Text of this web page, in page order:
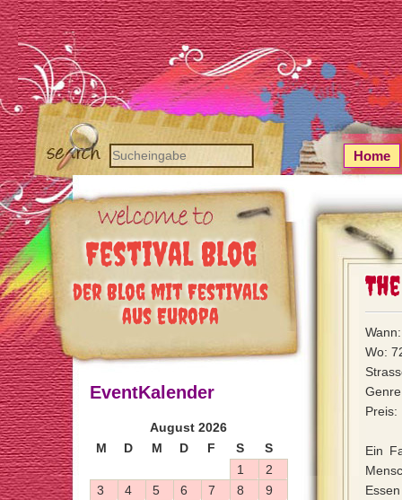
Festival Blog
der Blog mit Festivals
aus Europa
Home
Wo:
Preis:
Ein
EventKalender
August 2026
M
D M D F S S
1
2
3
4 5 6 7 8
9